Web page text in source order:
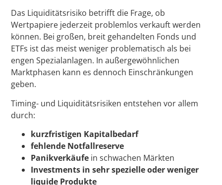
Das Liquiditätsrisiko betrifft die Frage, ob
Wertpapiere jederzeit problemlos verkauft werden
können. Bei großen, breit gehandelten Fonds und
ETFs ist das meist weniger problematisch als bei
engen Spezialanlagen. In außergewöhnlichen
Marktphasen kann es dennoch Einschränkungen
geben.
Timing- und Liquiditätsrisiken entstehen vor allem
durch:
kurzfristigen Kapitalbedarf
fehlende Notfallreserve
Panikverkäufe in schwachen Märkten
Investments in sehr spezielle oder weniger
liquide Produkte